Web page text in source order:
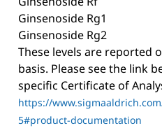
Ginsenoside Rg1
Ginsenoside Rg2
These levels are reported
basis. Please see the link
specific Certificate of
https://
5#product-documentation